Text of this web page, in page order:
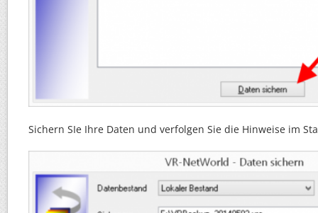
Sichern SIe Ihre Daten und verfolgen Sie die Hinweise im